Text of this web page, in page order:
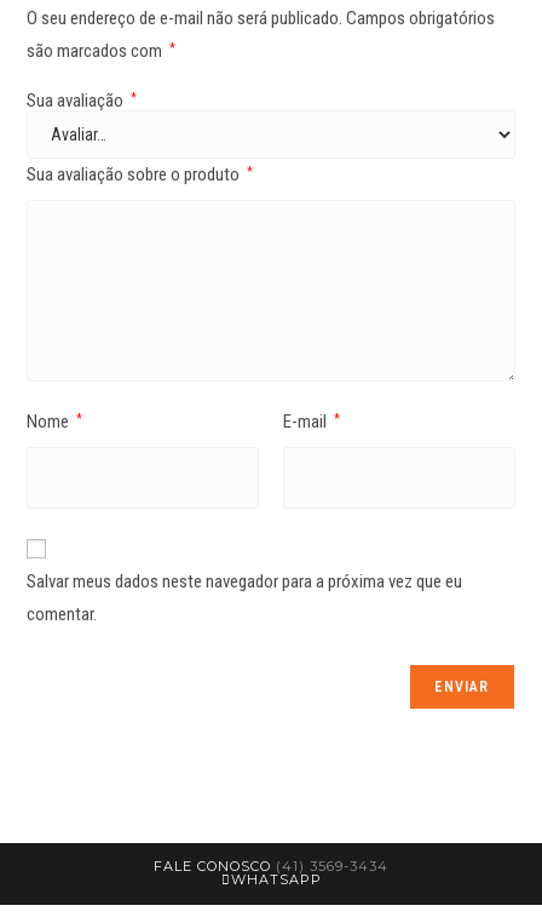
O seu endereço de e-mail não será publicado. Campos obrigatórios
são marcados com
*
Sua avaliação *
Sua avaliação sobre o produto *
Nome * E-mail *
Salvar meus dados neste navegador para a próxima vez que eu
comentar.
FALE CONOSCO (41) 3569-3434
WHATSAPP